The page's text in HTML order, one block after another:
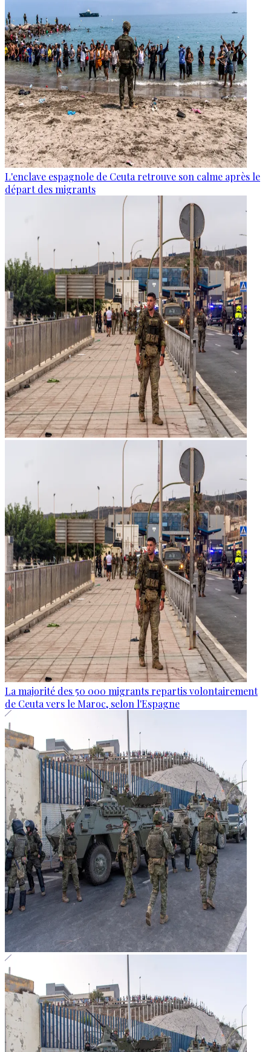
L'enclave espagnole de Ceuta retrouve son calme après le
départ des migrants
La majorité des 50 000 migrants repartis volontairement
de Ceuta vers le Maroc, selon l'Espagne